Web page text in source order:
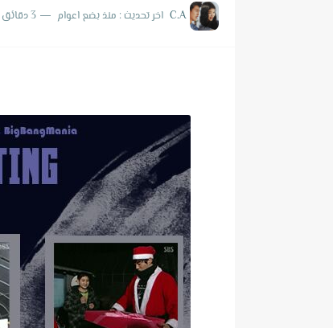
ترجمة حلقة 808 من برنامج الرجل الجاري
ترجمة حلقة 805 من برنامج الرجل الجاري
C.A اخر تحديث : منذ بضع اعوام 3 دقائق للقراءة